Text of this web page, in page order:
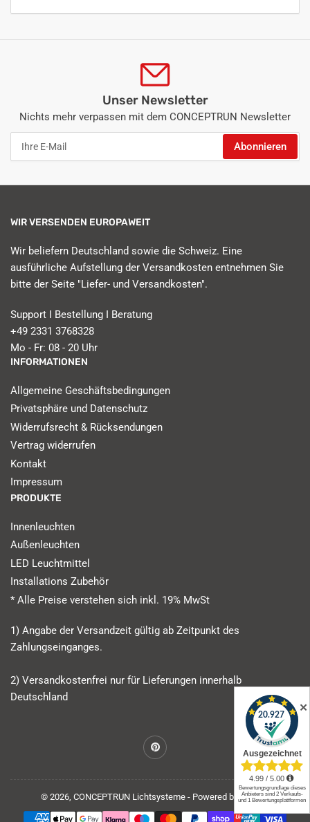
Unser Newsletter
Nichts mehr verpassen mit dem CONCEPTRUN Newsletter
Mail
Abonnieren
WIR VERSENDEN EUROPAWEIT
Wir beliefern Deutschland sowie die Schweiz. Eine
ausführliche Aufstellung der Versandkosten entnehmen Sie
bitte der Seite "Liefer- und Versandkosten".
Support I Bestellung I Beratung
+49 2331 3768328
Mo - Fr: 08 - 20 Uhr
INFORMATIONEN
Allgemeine Geschäftsbedingungen
Privatsphäre und Datenschutz
Widerrufsrecht & Rücksendungen
Vertrag widerrufen
Kontakt
Impressum
PRODUKTE
Innenleuchten
Außenleuchten
LED Leuchtmittel
Installations Zubehör
* Alle Preise verstehen sich inkl. 19% MwSt
1) Angabe der Versandzeit gültig ab Zeitpunkt des
Zahlungseinganges.
2) Versandkostenfrei nur für Lieferungen innerhalb
Deutschland
Pinterest
© 2026, CONCEPTRUN Lichtsysteme- Powered by Shopify
Zahlungsmethoden
✕